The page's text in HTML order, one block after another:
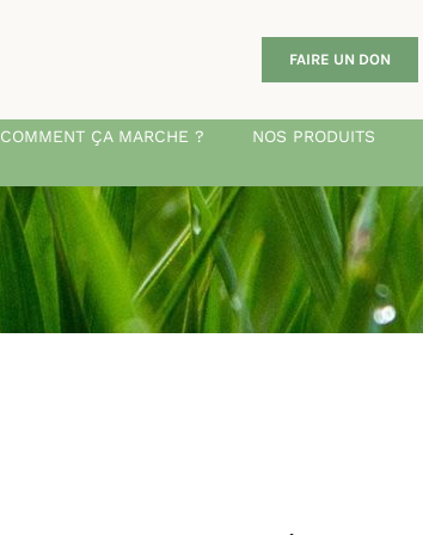
FAIRE UN DON
COMMENT ÇA MARCHE ? NOS PRODUITS